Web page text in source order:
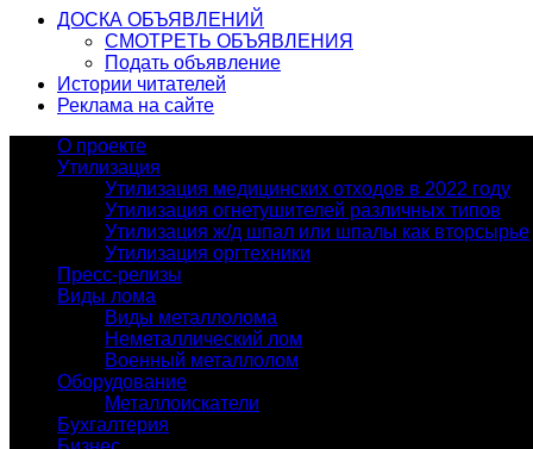
ДОСКА ОБЪЯВЛЕНИЙ
СМОТРЕТЬ ОБЪЯВЛЕНИЯ
Подать объявление
Истории читателей
Реклама на сайте
О проекте
Утилизация
Утилизация медицинских отходов в 2022 году
Утилизация огнетушителей различных типов
Утилизация ж/д шпал или шпалы как вторсырье
Утилизация оргтехники
Пресс-релизы
Виды лома
Виды металлолома
Неметаллический лом
Военный металлолом
Оборудование
Металлоискатели
Бухгалтерия